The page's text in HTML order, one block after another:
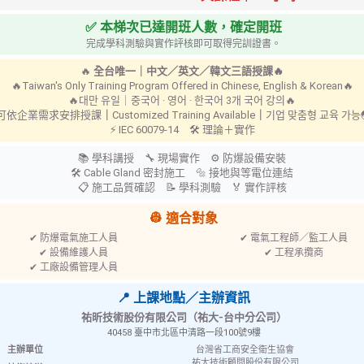
榮耀肯定
✅ 本梯次已達開班人數，確定開班
完成學科測驗與實作評核即可取得完訓證書。
🔥 全台唯一｜中文／英文／韓文三語授課🔥
🔥Taiwan's Only Training Program Offered in Chinese, English & Korean🔥
🔥대만 유일｜중국어 · 영어 · 한국어 3개 국어 강의🔥
依企業需求安排授課｜ Customized Training Available｜ 기업 맞춤형 교육 가
⚡ IEC 60079-14 🛠 理論＋實作
📚 學科講授 🔧 現場實作 ⚙ 防爆設備安裝
🛠 Cable Gland 密封施工 🔩 接地與等電位連結
📋 施工品質確認 📝 學科測驗 🏅 實作評核
👷 適合對象
✔ 防爆電氣施工人員
✔ 電氣工程師／監工人員
✔ 設備維護人員
✔ 工程承攬商
✔ 工廠設備管理人員
📍 上課地點／主辦資訊
祐昕技術股份有限公司（祐大-台中分公司）
40458 臺中市北區中清路一段100號9樓
主辦單位
台灣省工商安全衛生協會